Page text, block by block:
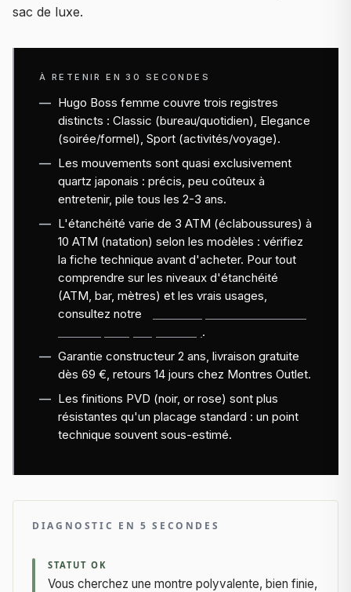
sac de luxe.
À RETENIR EN 30 SECONDES
Hugo Boss femme couvre trois registres
distincts : Classic (bureau/quotidien), Elegance
(soirée/formel), Sport (activités/voyage).
Les mouvements sont quasi exclusivement
quartz japonais : précis, peu coûteux à
entretenir, pile tous les 2-3 ans.
L'étanchéité varie de 3 ATM (éclaboussures) à
10 ATM (natation) selon les modèles : vérifiez
la fiche technique avant d'acheter. Pour tout
comprendre sur les niveaux d'étanchéité
(ATM, bar, mètres) et les vrais usages,
consultez notre
.
Garantie constructeur 2 ans, livraison gratuite
dès 69 €, retours 14 jours chez Montres Outlet.
Les finitions PVD (noir, or rose) sont plus
résistantes qu'un placage standard : un point
technique souvent sous-estimé.
DIAGNOSTIC EN 5 SECONDES
STATUT OK
Vous cherchez une montre polyvalente, bien finie,